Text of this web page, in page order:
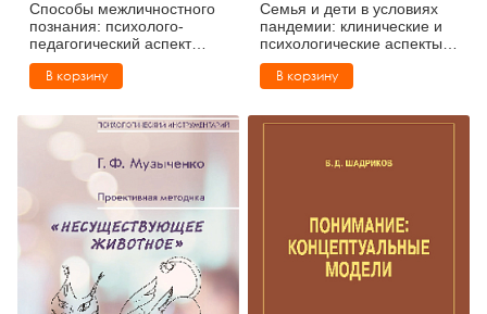
Способы межличностного
познания: психолого-
педагогический аспект
(pdf)
В корзину
Семья и дети в условиях
пандемии: клинические и
психологические аспекты:
монография (pdf)
В корзину